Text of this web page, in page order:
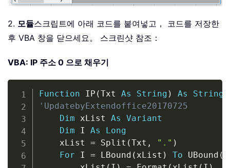
2. 모듈스크립트에 아래 코드를 붙여넣고， 코드를 저장한
후 VBA 창을 닫으세요。 스크린샷 참조：
VBA: IP 주소 0 으로 채우기
Function IP (Txt As String ) As
String
'UpdatebyExtendoffice20170725
Dim xList As
Variant
Dim I As
Long
    xList
= Split (Txt , "." )
For I = LBound ( xList ) To UBound (
Copy